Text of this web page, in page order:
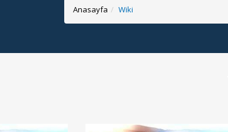
Anasayfa Wiki